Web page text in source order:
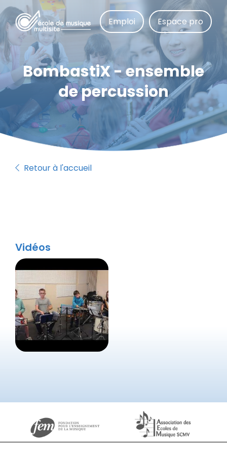
Aller
au
contenu
principal
Emploi Espace pro
BombastiX - ensemble
de percussion
Retour à l'accueil
Vidéos